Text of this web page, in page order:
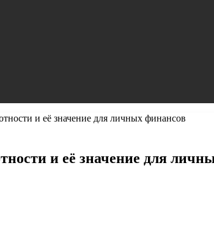
и её значение для личных финансов
и её значение для